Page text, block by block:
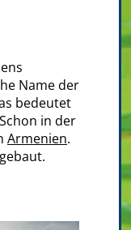
Name der
bedeutet
in der
Armenien.